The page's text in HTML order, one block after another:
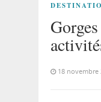
18 novembre